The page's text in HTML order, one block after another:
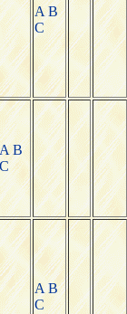
A B
C
A B
C
A B
C